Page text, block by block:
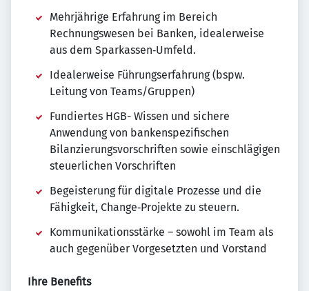
Mehrjährige Erfahrung im Bereich
Rechnungswesen bei Banken, idealerweise
aus dem Sparkassen‑Umfeld.
Idealerweise Führungserfahrung (bspw.
Leitung von Teams/Gruppen)
Fundiertes HGB- Wissen und sichere
Anwendung von bankenspezifischen
Bilanzierungsvorschriften sowie einschlägigen
steuerlichen Vorschriften
Begeisterung für digitale Prozesse und die
Fähigkeit, Change‑Projekte zu steuern.
Kommunikationsstärke – sowohl im Team als
auch gegenüber Vorgesetzten und Vorstand
Ihre Benefits